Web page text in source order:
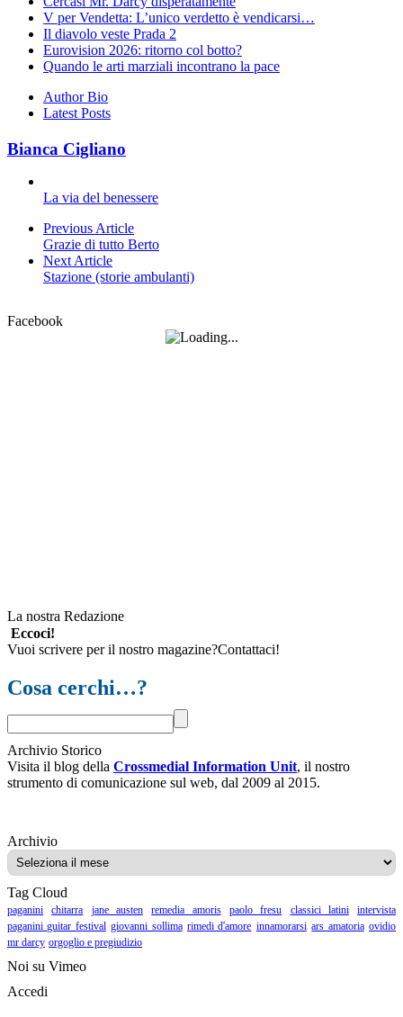
V per Vendetta: L’unico verdetto è vendicarsi…
Il diavolo veste Prada 2
Eurovision 2026: ritorno col botto?
Quando le arti marziali incontrano la pace
Author Bio
Latest Posts
Bianca Cigliano
La via del benessere
Previous Article
Grazie di tutto Berto
Next Article
Stazione (storie ambulanti)
Facebook
La nostra Redazione
Eccoci!
Vuoi scrivere per il nostro magazine?Contattaci!
Cosa cerchi…?
Archivio Storico
Visita il blog della Crossmedial Information Unit, il nostro
strumento di comunicazione sul web, dal 2009 al 2015.
ArchivioArchivio
Tag Cloud
paganini chitarra jane austen remedia amoris paolo fresu classici latini
intervista
paganini guitar festival giovanni sollima rimedi d'amore innamorarsi ars amatoria ovidio
mr darcy orgoglio e pregiudizio
Noi su Vimeo
Accedi